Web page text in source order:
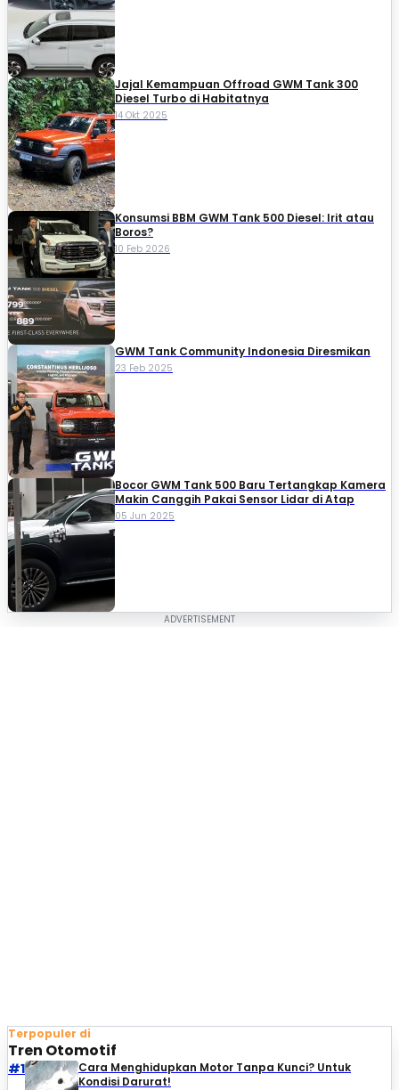
Jajal Kemampuan Offroad GWM Tank 300
Diesel Turbo di Habitatnya
14 Okt 2025
Konsumsi BBM GWM Tank 500 Diesel: Irit atau
Boros?
10 Feb 2026
GWM Tank Community Indonesia Diresmikan
23 Feb 2025
Bocor GWM Tank 500 Baru Tertangkap Kamera
Makin Canggih Pakai Sensor Lidar di Atap
05 Jun 2025
Terpopuler di
Tren Otomotif
#1
Cara Menghidupkan Motor Tanpa Kunci? Untuk
Kondisi Darurat!